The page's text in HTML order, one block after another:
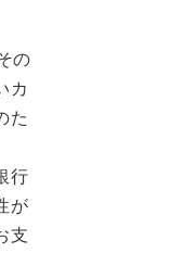
の
カ
た
行
が
支